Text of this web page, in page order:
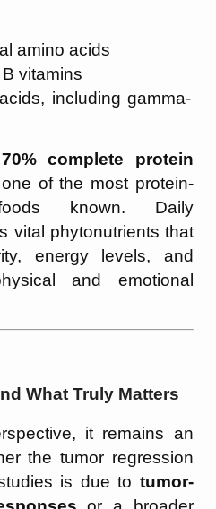
amino acids
vitamins
including gamma-
70% complete protein
of the most protein-
known. Daily
vital phytonutrients that
energy levels, and
and emotional
What Truly Matters
it remains an
the tumor regression
is due to tumor-